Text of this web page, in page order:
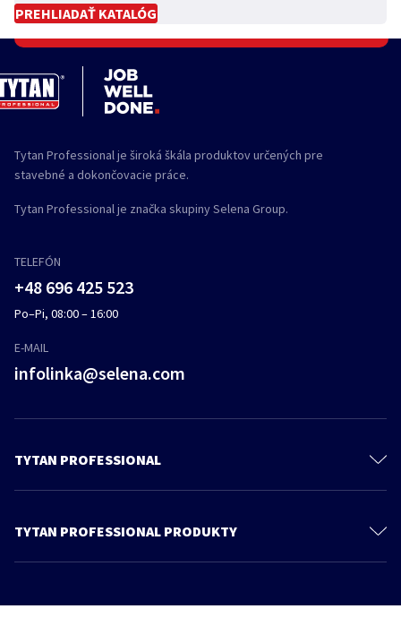
PREHLIADAŤ KATALÓG
Tytan Professional je široká škála produktov určených pre
stavebné a dokončovacie práce.
Tytan Professional je značka skupiny Selena Group.
TELEFÓN
+48 696 425 523
Po–Pi, 08:00 – 16:00
E-MAIL
infolinka@selena.com
TYTAN PROFESSIONAL
Technická dokumentácia
TYTAN PROFESSIONAL PRODUKTY